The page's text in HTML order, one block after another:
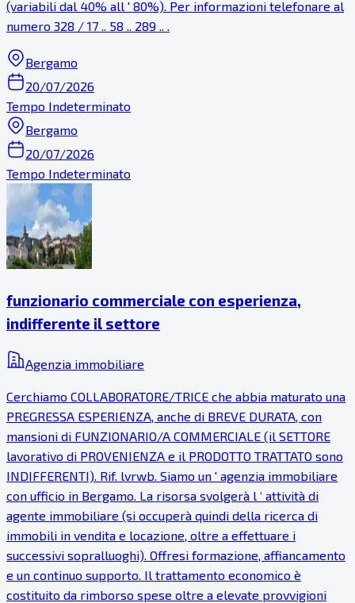
(variabili dal 40% all ' 80%). Per informazioni telefonare al
numero 328 / 17 .. 58 .. 289 .. .
Bergamo
20/07/2026
Tempo Indeterminato
Bergamo
20/07/2026
Tempo Indeterminato
funzionario commerciale con esperienza,
indifferente il settore
Agenzia immobiliare
Cerchiamo COLLABORATORE/TRICE che abbia maturato una
PREGRESSA ESPERIENZA, anche di BREVE DURATA, con
mansioni di FUNZIONARIO/A COMMERCIALE (il SETTORE
lavorativo di PROVENIENZA e il PRODOTTO TRATTATO sono
INDIFFERENTI). Rif. lvrwb. Siamo un ' agenzia immobiliare
con ufficio in Bergamo. La risorsa svolgerà l ‘ attività di
agente immobiliare (si occuperà quindi della ricerca di
immobili in vendita e locazione, oltre a effettuare i
successivi sopralluoghi). Offresi formazione, affiancamento
e un continuo supporto. Il trattamento economico è
costituito da rimborso spese oltre a elevate provvigioni